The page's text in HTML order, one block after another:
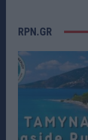
RPN.GR